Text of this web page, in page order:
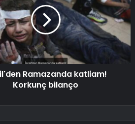
Ramazanda katliam!
Korkunç bilanço